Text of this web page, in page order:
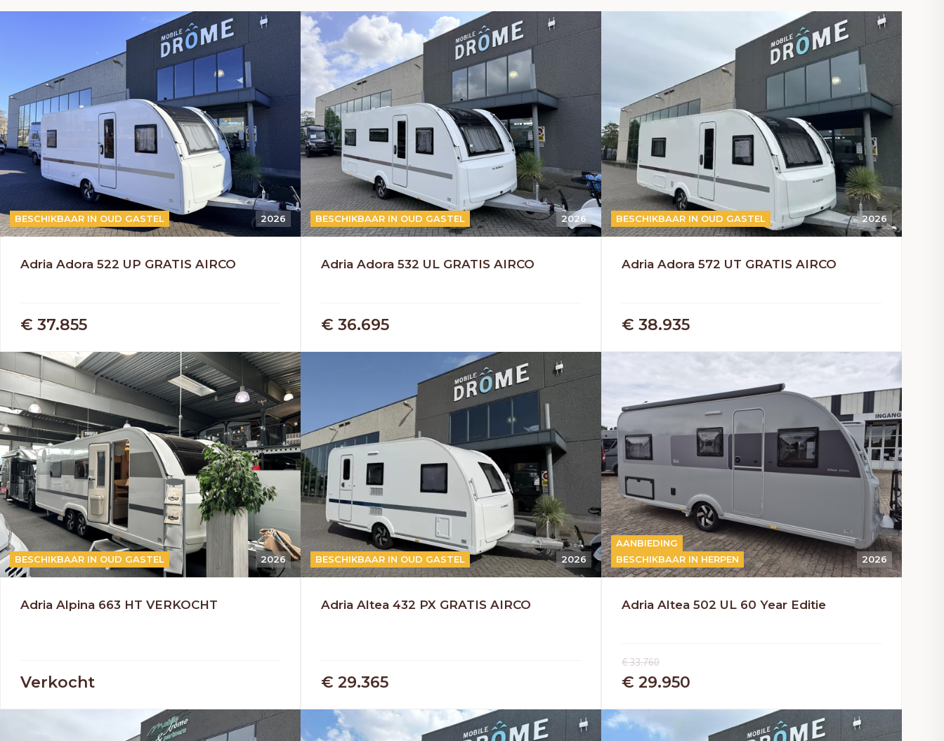
2026
BESCHIKBAAR IN OUD GASTEL
Adria Adora 522 UP GRATIS AIRCO
€ 37.855
2026
BESCHIKBAAR IN OUD GASTEL
Adria Adora 532 UL GRATIS AIRCO
€ 36.695
2026
BESCHIKBAAR IN OUD GASTEL
Adria Adora 572 UT GRATIS AIRCO
€ 38.935
2026
BESCHIKBAAR IN OUD GASTEL
Adria Alpina 663 HT VERKOCHT
Verkocht
2026
BESCHIKBAAR IN OUD GASTEL
Adria Altea 432 PX GRATIS AIRCO
€ 29.365
2026
AANBIEDING
BESCHIKBAAR IN HERPEN
Adria Altea 502 UL 60 Year Editie
€ 33.760
€ 29.950